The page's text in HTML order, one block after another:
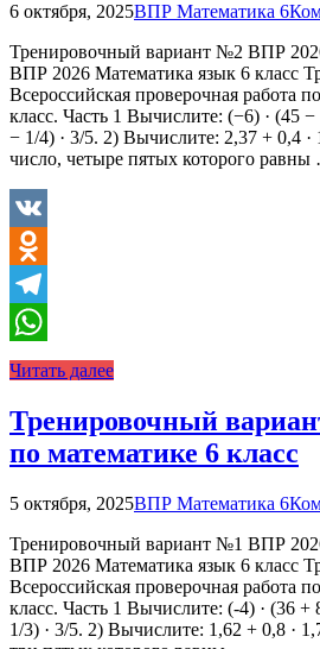
6 октября, 2025ВПР Математика 6
Тренировочный вариант №2 ВПР
ВПР 2026 Математика язык 6 класс
Всероссийская проверочная работа
класс. Часть 1 Вычислите: (−6) · (45
− 1/4) · 3/5. 2) Вычислите: 2,37 + 0,4
число, четыре пятых которого
VK
Odnoklassniki
Telegram
WhatsApp
Читать далее
Тренировочный
по математике 6 класс
5 октября, 2025ВПР Математика 6
Тренировочный вариант №1 ВПР
ВПР 2026 Математика язык 6 класс
Всероссийская проверочная работа
класс. Часть 1 Вычислите: (-4) · (36
1/3) · 3/5. 2) Вычислите: 1,62 + 0,8 ·